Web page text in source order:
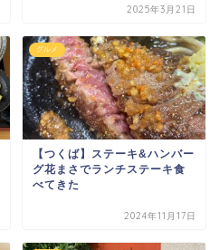
2025年3月21日
グルメ
【つくば】ステーキ&ハンバー
グ花まさでランチステーキ食
べてきた
2024年11月17日